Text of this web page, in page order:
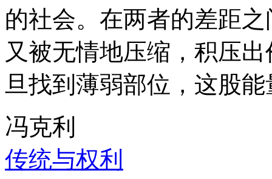
的社会。在两者的差距
又被无情地压缩，积压
旦找到薄弱部位，这股
冯克利
传统与权利